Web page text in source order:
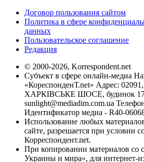
Договор пользования сайтом
Политика в сфере
данных
Пользовательское соглашение
Редакция
© 2000-2026, Korrespondent.net
Субъект в сфере онлайн-медиа
«КореспонденТ.net» Адрес: 02091,
ХАРКІВСЬКЕ ШОСЕ, будинок
sunlight@mediadim.com.ua
Идентификатор медиа - R40-
Использование любых
сайте, разрешается при условии
Корреспондент.net.
При копировании материалов со
Украины и мира», для интернет-